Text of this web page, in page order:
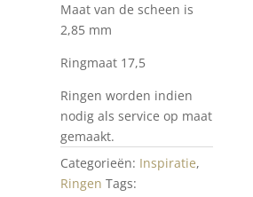
Maat van de scheen is
2,85 mm
Ringmaat 17,5
Ringen worden indien
nodig als service op maat
gemaakt.
Categorieën: Inspiratie,
Ringen Tags: